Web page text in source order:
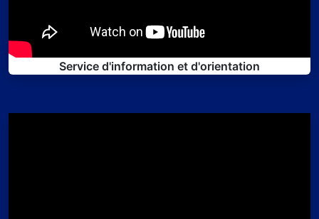
Service d'information et d'orientation